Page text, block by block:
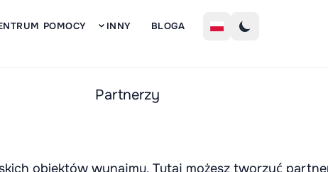
POMOCY INNY BLOGA
Partnerzy
obiektów wynajmu. Tutaj możesz tworzyć